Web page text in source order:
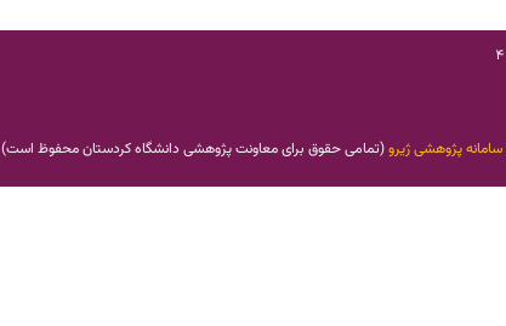
سامانه پژوهشی ژیرو(تمامی حقوق برای معاونت پژوهشی دانشگاه کردستان محفوظ است)